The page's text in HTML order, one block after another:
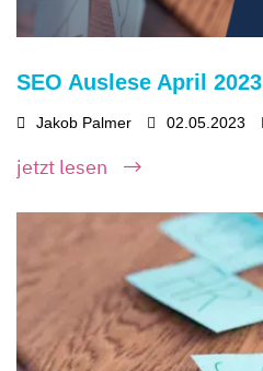
SEO Auslese April 2023
Jakob Palmer 02.05.2023
jetzt lesen